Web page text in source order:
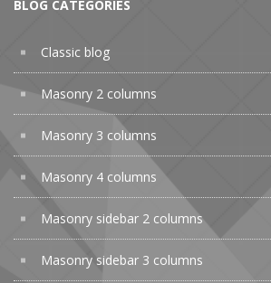
BLOG CATEGORIES
Classic blog
Masonry 2 columns
Masonry 3 columns
Masonry 4 columns
Masonry sidebar 2 columns
Masonry sidebar 3 columns